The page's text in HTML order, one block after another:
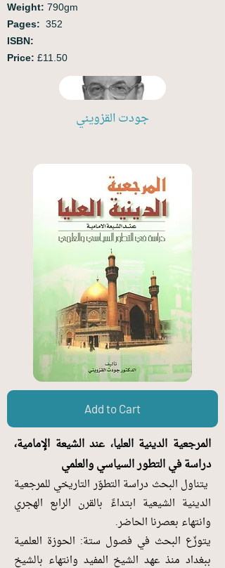
Weight: 790gm
Pages: 352
ISBN:
Price: £11.50
جودت القزويني
Add to Cart
المرجعية الدينية العليا، عند الشيعة الإمامية،
دراسة في التطور السياسي والعلمي
يتناول البحث دراسة التطوّر التاريخي للمرجعية
الدينية الشيعية ابتداءً بالقرن الرابع الهجري
وانتهاء بعصرنا الحاضر.
يتوزّع البحث في فصول ستة: الحوزة العلمية
ببغداد منذ عهد الشيخ المفيد وانتهاء بالشيخ